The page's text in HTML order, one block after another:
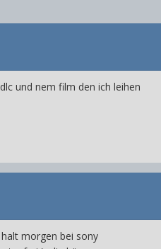
und nem film den ich leihen
morgen bei sony